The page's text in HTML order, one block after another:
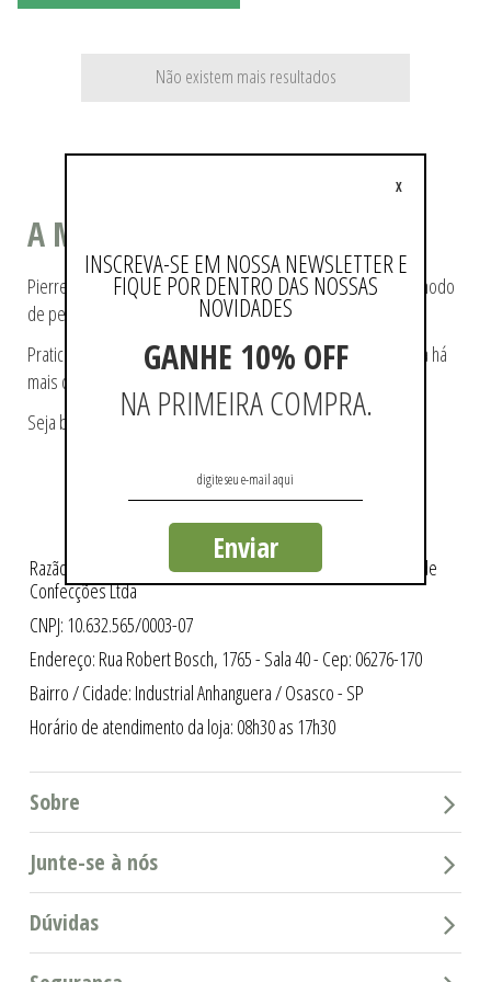
Não existem mais resultados
A MODA COMO ESTILO DE VIDA
Pierre Cardin ajudou a tecer a história da moda, pioneiro no modo
de pensá-la e de reproduzi-la.
Praticidade e modernidade fazem parte da essência da marca há
mais de 60 anos.
Seja bem-vindo a loja oficial Pierre Cardin no Brasil.
Razão Social: Intergriffes São Cristóvão Indústria e Comércio de
Confecções Ltda
CNPJ: 10.632.565/0003-07
Endereço: Rua Robert Bosch, 1765 - Sala 40 - Cep: 06276-170
Bairro / Cidade: Industrial Anhanguera / Osasco - SP
Horário de atendimento da loja: 08h30 as 17h30
Sobre
Junte-se à nós
Dúvidas
INSCREVA-SE EM NOSSA NEWSLETTER E
FIQUE POR DENTRO DAS NOSSAS
NOVIDADES
GANHE 10% OFF
NA PRIMEIRA COMPRA.
Enviar
X